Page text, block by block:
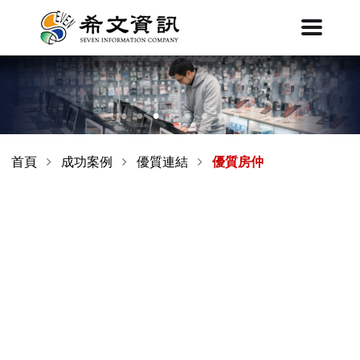
首頁 成功案例 優質連結 優質房仲